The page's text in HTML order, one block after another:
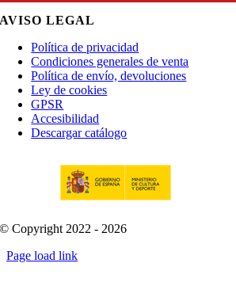
AVISO LEGAL
Política de privacidad
Condiciones generales de venta
Política de envío, devoluciones
Ley de cookies
GPSR
Accesibilidad
Descargar catálogo
© Copyright 2022 - 2026
Page load link